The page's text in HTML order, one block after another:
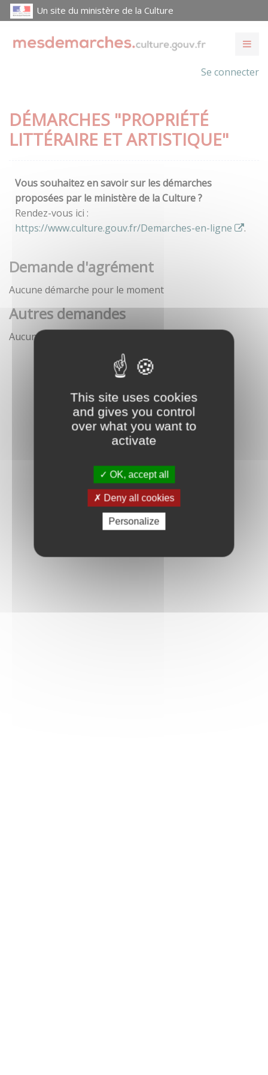
This site uses cookies
and gives you control
over what you want to
activate
OK, accept all
Deny all cookies
Personalize
Un site du ministère de la Culture
Se connecter
DÉMARCHES "PROPRIÉTÉ
LITTÉRAIRE ET ARTISTIQUE"
Vous souhaitez en savoir sur les démarches
proposées par le ministère de la Culture ?
Rendez-vous ici :
https://www.culture.gouv.fr/Demarches-en-ligne
.
Demande d'agrément
Aucune démarche pour le moment
Autres demandes
Aucune démarche pour le moment